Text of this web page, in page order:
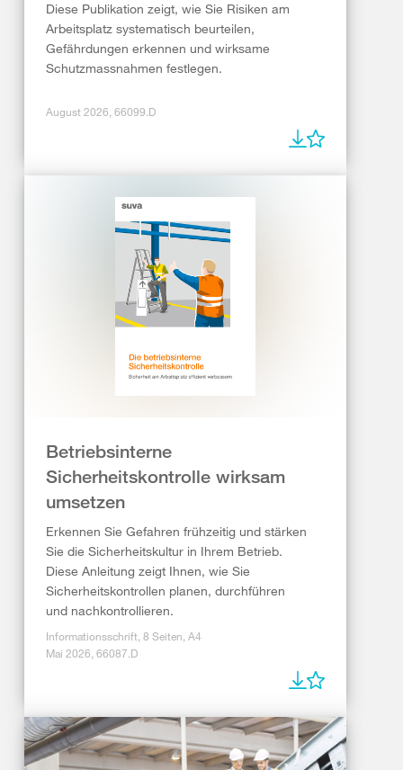
Diese Publikation zeigt, wie Sie Risiken am
Arbeitsplatz systematisch beurteilen,
Gefährdungen erkennen und wirksame
Schutzmassnahmen festlegen.
August 2026, 66099.D
Betriebsinterne
Sicherheitskontrolle wirksam
umsetzen
Erkennen Sie Gefahren frühzeitig und stärken
Sie die Sicherheitskultur in Ihrem Betrieb.
Diese Anleitung zeigt Ihnen, wie Sie
Sicherheitskontrollen planen, durchführen
und nachkontrollieren.
Informationsschrift, 8 Seiten, A4
Mai 2026, 66087.D